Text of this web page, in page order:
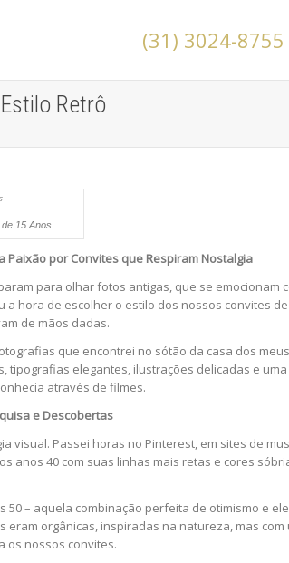
(31) 3024-8755
Retrô
15 Anos
Paixão por Convites que Respiram Nostalgia
para olhar fotos antigas, que se emocionam
a hora de escolher o estilo dos nossos convites
de mãos dadas.
que encontrei no sótão da casa dos
tipografias elegantes, ilustrações delicadas e
através de filmes.
e Descobertas
visual. Passei horas no Pinterest, em sites de
anos 40 com suas linhas mais retas e cores
50 – aquela combinação perfeita de otimismo e
eram orgânicas, inspiradas na natureza, mas
os nossos convites.